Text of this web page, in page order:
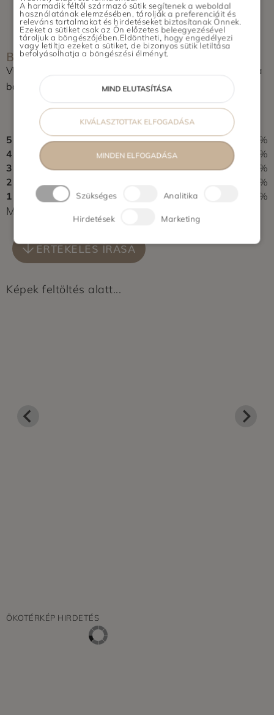
Dunaharaszti, Szigetszentmiklós,
Halásztelek, Remeteszőlős, Budajenő
Vidék: Pécs, Szeged, Újszentiván,
Tiszasziget, Deszk, Debrecen, Nyíregyháza,
BOLT ÉRTÉKELÉSE
Vásároltál az üzletben? Segítsd a többieket, értékeld a
boltot és írj pár soros véleményt.
0,0
0 vélemény alapján
5
0%
4
0%
3
0%
2
0%
1
0%
Még nem érkezett értékelés. Légy Te az első!
ÉRTÉKELÉS ÍRÁSA
Képek feltöltés alatt...
ÖKOTÉRKÉP HIRDETÉS
A harmadik féltől származó sütik segítenek a weboldal
használatának elemzésében, tárolják a preferenciáit és
releváns tartalmakat és hirdetéseket biztosítanak Önnek.
Ezeket a sütiket csak az Ön előzetes beleegyezésével
tároljuk a böngészőjében.Eldöntheti, hogy engedélyezi
vagy letiltja ezeket a sütiket, de bizonyos sütik letiltása
befolyásolhatja a böngészési élményt.
MIND ELUTASÍTÁSA
KIVÁLASZTOTTAK ELFOGADÁSA
MINDEN ELFOGADÁSA
Szükséges Analitika
Hirdetések Marketing